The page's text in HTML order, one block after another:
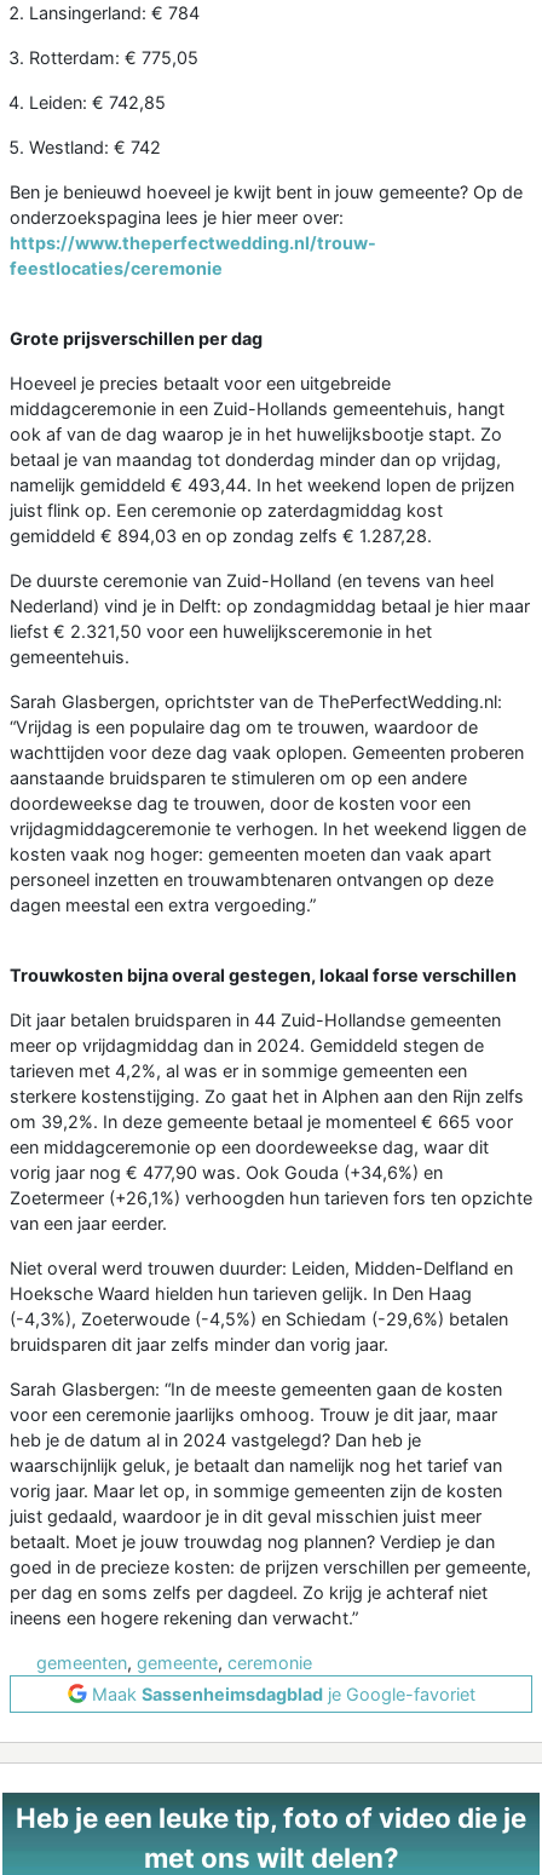
Lansingerland: € 784
Rotterdam: € 775,05
Leiden: € 742,85
Westland: € 742
Ben je benieuwd hoeveel je kwijt bent in jouw gemeente? Op de
onderzoekspagina lees je hier meer over:
https://www.theperfectwedding.nl/trouw-
feestlocaties/ceremonie
Grote prijsverschillen per dag
Hoeveel je precies betaalt voor een uitgebreide
middagceremonie in een Zuid-Hollands gemeentehuis, hangt
ook af van de dag waarop je in het huwelijksbootje stapt. Zo
betaal je van maandag tot donderdag minder dan op vrijdag,
namelijk gemiddeld € 493,44. In het weekend lopen de prijzen
juist flink op. Een ceremonie op zaterdagmiddag kost
gemiddeld € 894,03 en op zondag zelfs € 1.287,28.
De duurste ceremonie van Zuid-Holland (en tevens van heel
Nederland) vind je in Delft: op zondagmiddag betaal je hier maar
liefst € 2.321,50 voor een huwelijksceremonie in het
gemeentehuis.
Sarah Glasbergen, oprichtster van de ThePerfectWedding.nl:
“Vrijdag is een populaire dag om te trouwen, waardoor de
wachttijden voor deze dag vaak oplopen. Gemeenten proberen
aanstaande bruidsparen te stimuleren om op een andere
doordeweekse dag te trouwen, door de kosten voor een
vrijdagmiddagceremonie te verhogen. In het weekend liggen de
kosten vaak nog hoger: gemeenten moeten dan vaak apart
personeel inzetten en trouwambtenaren ontvangen op deze
dagen meestal een extra vergoeding.”
Trouwkosten bijna overal gestegen, lokaal forse verschillen
Dit jaar betalen bruidsparen in 44 Zuid-Hollandse gemeenten
meer op vrijdagmiddag dan in 2024. Gemiddeld stegen de
tarieven met 4,2%, al was er in sommige gemeenten een
sterkere kostenstijging. Zo gaat het in Alphen aan den Rijn zelfs
om 39,2%. In deze gemeente betaal je momenteel € 665 voor
een middagceremonie op een doordeweekse dag, waar dit
vorig jaar nog € 477,90 was. Ook Gouda (+34,6%) en
Zoetermeer (+26,1%) verhoogden hun tarieven fors ten opzichte
van een jaar eerder.
Niet overal werd trouwen duurder: Leiden, Midden-Delfland en
Hoeksche Waard hielden hun tarieven gelijk. In Den Haag
(-4,3%), Zoeterwoude (-4,5%) en Schiedam (-29,6%) betalen
bruidsparen dit jaar zelfs minder dan vorig jaar.
Sarah Glasbergen: “In de meeste gemeenten gaan de kosten
voor een ceremonie jaarlijks omhoog. Trouw je dit jaar, maar
heb je de datum al in 2024 vastgelegd? Dan heb je
waarschijnlijk geluk, je betaalt dan namelijk nog het tarief van
vorig jaar. Maar let op, in sommige gemeenten zijn de kosten
juist gedaald, waardoor je in dit geval misschien juist meer
betaalt. Moet je jouw trouwdag nog plannen? Verdiep je dan
goed in de precieze kosten: de prijzen verschillen per gemeente,
per dag en soms zelfs per dagdeel. Zo krijg je achteraf niet
ineens een hogere rekening dan verwacht.”
gemeenten, gemeente, ceremonie
Maak Sassenheimsdagbladje Google-favoriet
Heb je een leuke tip, foto of video die je
met ons wilt delen?